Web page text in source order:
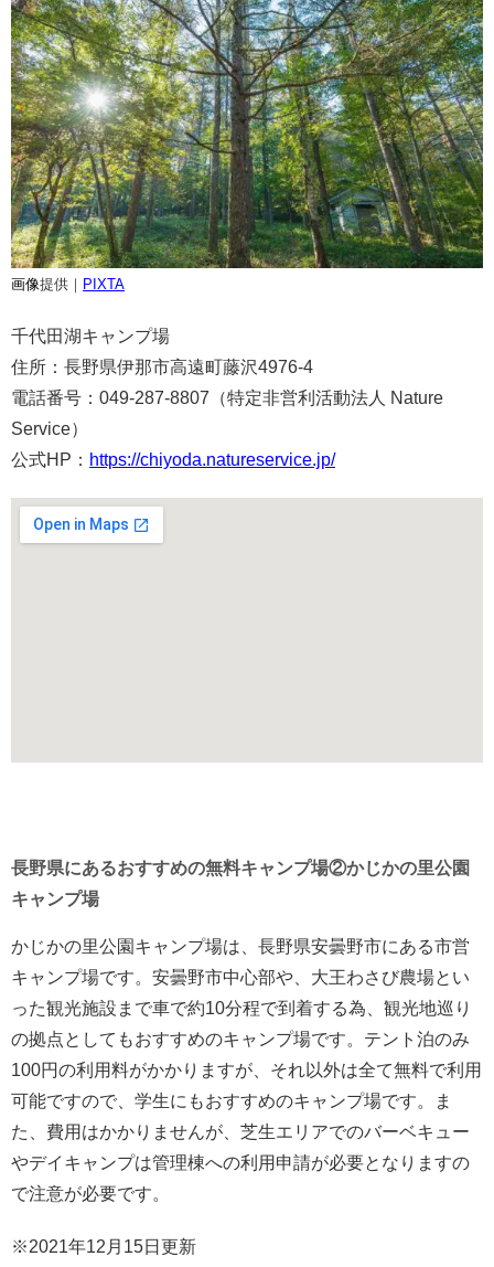
画像提供｜ PIXTA
千代田湖キャンプ場
住所：長野県伊那市高遠町藤沢4976-4
電話番号：049-287-8807（特定非営利活動法人 Nature
Service）
公式HP： https://chiyoda.natureservice.jp/
長野県にあるおすすめの無料キャンプ場②かじかの里公園
キャンプ場
かじかの里公園キャンプ場は、長野県安曇野市にある市営
キャンプ場です。安曇野市中心部や、大王わさび農場とい
った観光施設まで車で約10分程で到着する為、観光地巡り
の拠点としてもおすすめのキャンプ場です。テント泊のみ
100円の利用料がかかりますが、それ以外は全て無料で利用
可能ですので、学生にもおすすめのキャンプ場です。ま
た、費用はかかりませんが、芝生エリアでのバーベキュー
やデイキャンプは管理棟への利用申請が必要となりますの
で注意が必要です。
※2021年12月15日更新